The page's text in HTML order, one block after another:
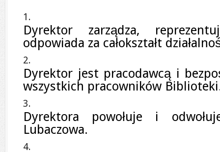
Dyrektor zarządza,
odpowiada za całokształt
Dyrektor jest pracodawcą i
wszystkich pracowników
Dyrektora powołuje i
Lubaczowa.